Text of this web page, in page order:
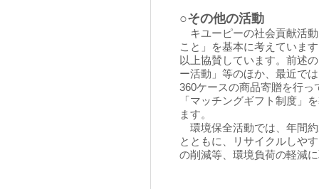
○その他の活動
キユーピーの社会貢献活
こと」を基本に考えていま
以上協賛しています。前述
ー活動」等のほか、最近で
360ケースの商品寄贈を行
「マッチングギフト制度」
ます。
環境保全活動では、年間
とともに、リサイクルしや
の削減等、環境負荷の軽減